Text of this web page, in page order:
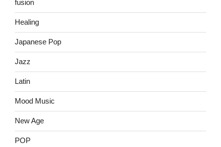
fusion
Healing
Japanese Pop
Jazz
Latin
Mood Music
New Age
POP